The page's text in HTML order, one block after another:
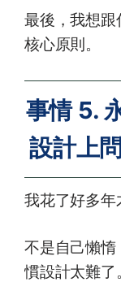
最後，我想
核心原則。
事情 5.
設計上
我花了好多年
不是自己懶惰
慣設計太難了。